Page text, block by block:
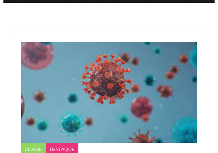
CIDADE DESTAQUE